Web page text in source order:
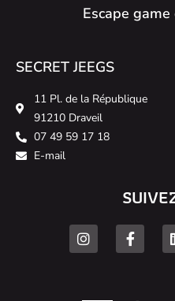
Escape
SECRET JEEGS
11 Pl. de la République
91210 Draveil
07 49 59 17 18
E-mail